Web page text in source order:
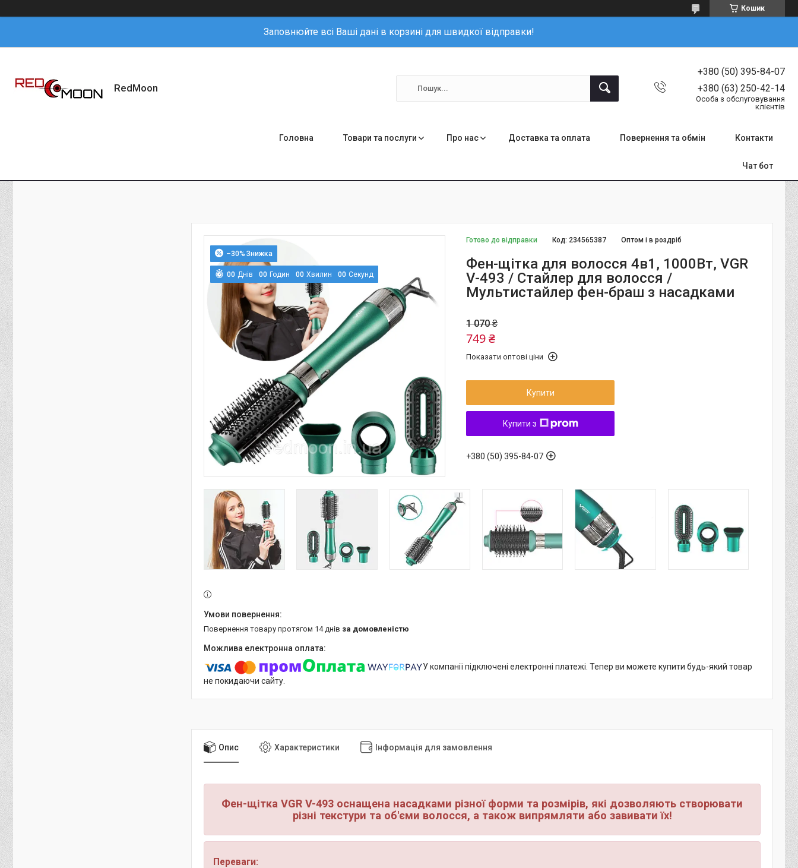
Кошик
Заповнюйте всі Ваші дані в корзині для швидкої відправки!
RedMoon
+380 (50) 395-84-07
+380 (63) 250-42-14
Особа з обслуговування
клієнтів
Головна Товари та послуги Про нас Доставка та оплата Повернення та обмін Контакти
Чат бот
–30%
00 Днів 00 Годин 00 Хвилин 00 Секунд
Готово до відправки Оптом і в роздріб
Код: 234565387
Фен-щітка для волосся 4в1, 1000Вт, VGR
V-493 / Стайлер для волосся /
Мультистайлер фен-браш з насадками
1 070 ₴
749 ₴
Показати оптові ціни
Купити
Купити з
+380 (50) 395-84-07
повернення товару протягом 14 днів за домовленістю
У компанії підключені електронні платежі. Тепер ви можете купити будь-який товар
не покидаючи сайту.
Опис Характеристики Інформація для замовлення
Фен-щітка VGR V-493 оснащена насадками різної форми та розмірів, які дозволяють створювати
різні текстури та об'єми волосся, а також випрямляти або завивати їх!
Переваги: